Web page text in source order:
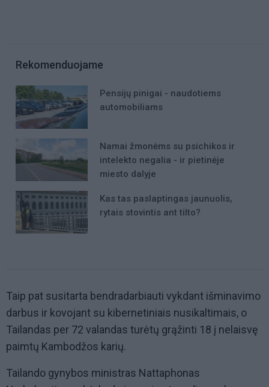
Rekomenduojame
Pensijų pinigai - naudotiems
automobiliams
Namai žmonėms su psichikos ir
intelekto negalia - ir pietinėje
miesto dalyje
Kas tas paslaptingas jaunuolis,
rytais stovintis ant tilto?
Taip pat susitarta bendradarbiauti vykdant išminavimo
darbus ir kovojant su kibernetiniais nusikaltimais, o
Tailandas per 72 valandas turėtų grąžinti 18 į nelaisvę
paimtų Kambodžos karių.
Tailando gynybos ministras Nattaphonas